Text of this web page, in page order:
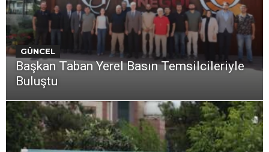
GÜNCEL
Başkan Taban Yerel Basın Temsilcileriyle
Buluştu